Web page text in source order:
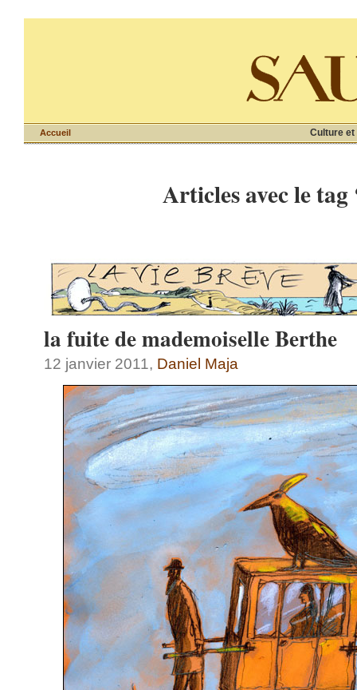
Culture et
Accueil
Articles avec le tag
la fuite de mademoiselle Berthe
12 janvier 2011, Daniel Maja